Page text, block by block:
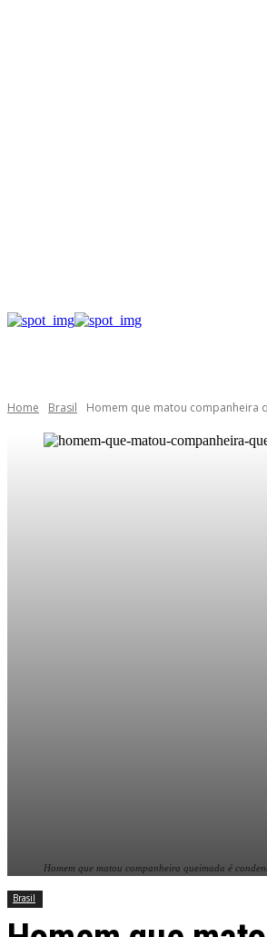
Home Brasil Homem que matou companheira
Homem que matou companheira queimada é
Brasil